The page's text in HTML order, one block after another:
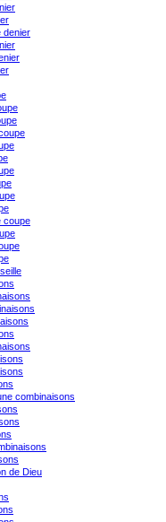
denier
coupe
combinaisons
de Dieu